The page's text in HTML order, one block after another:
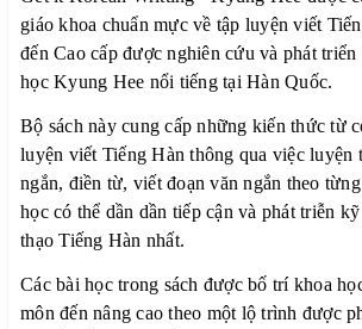
giáo khoa chuẩn mực về tập luyện viết
đến Cao cấp được nghiên cứu và phát
học Kyung Hee nổi tiếng tại Hàn Quốc.
Bộ sách này cung cấp những kiến thức từ
luyện viết Tiếng Hàn thông qua việc luyện
ngắn, điền từ, viết đoạn văn ngắn theo
học có thể dần dần tiếp cận và phát triễn
thạo Tiếng Hàn nhất.
Các bài học trong sách được bố trí khoa
môn đến nâng cao theo một lộ trình được